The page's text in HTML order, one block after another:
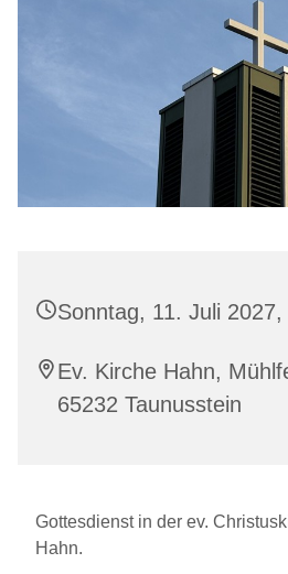
Sonntag, 11. Juli
Ev. Kirche Hahn,
65232 Taunusstein
Gottesdienst in der ev.
Hahn.